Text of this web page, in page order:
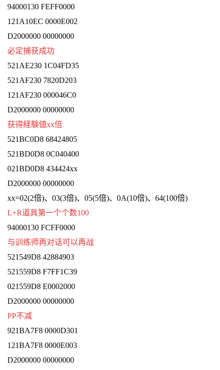
94000130 FEFF0000
121A10EC 0000E002
D2000000 00000000
必定捕获成功
521AE230 1C04FD35
521AF230 7820D203
121AF230 000046C0
D2000000 00000000
获得経験値xx倍
521BC0D8 68424805
521BD0D8 0C040400
021BD0D8 434424xx
D2000000 00000000
xx=02(2倍)、03(3倍)、05(5倍)、0A(10倍)、64(100倍)
L+R道具第一个个数100
94000130 FCFF0000
与训练师再对话可以再战
521549D8 42884903
521559D8 F7FF1C39
021559D8 E0002000
D2000000 00000000
PP不减
921BA7F8 0000D301
121BA7F8 0000E003
D2000000 00000000